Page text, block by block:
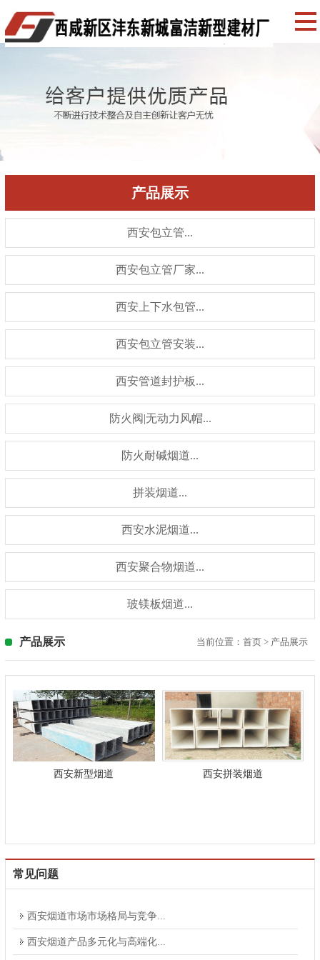
产品展示
西安包立管...
西安包立管厂家...
西安上下水包管...
西安包立管安装...
西安管道封护板...
防火阀|无动力风帽...
防火耐碱烟道...
拼装烟道...
西安水泥烟道...
西安聚合物烟道...
玻镁板烟道...
产品展示 当前位置： 首页 > 产品展示
西安新型烟道 西安拼装烟道
常见问题
西安烟道市场市场格局与竞争...
西安烟道产品多元化与高端化...